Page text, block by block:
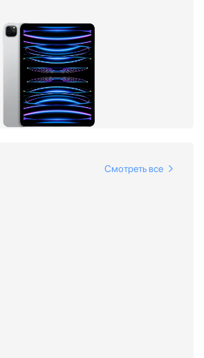
Смотреть все